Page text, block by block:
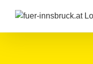
Inhalt